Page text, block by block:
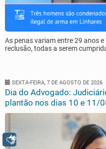
As penas variam entre 29 anos e
reclusão, todas a serem
SEXTA-FEIRA, 7 DE AGOSTO DE 2026
Dia do Advogado:
plantão nos dias 10 e 11/